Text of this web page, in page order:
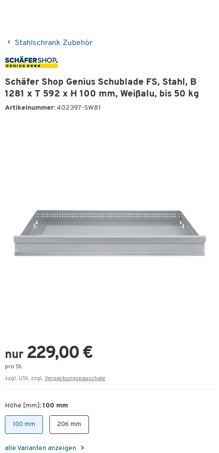
Stahlschrank Zubehör
Schäfer Shop Genius Schublade FS, Stahl, B
1281 x T 592 x H 100 mm, Weißalu, bis 50 kg
Artikelnummer: 402397-SW81
nur 229,00 €
pro St.
zzgl. USt. zzgl. Verpackungspauschale
Höhe [mm]: 100 mm
100 mm 206 mm
alle Varianten anzeigen